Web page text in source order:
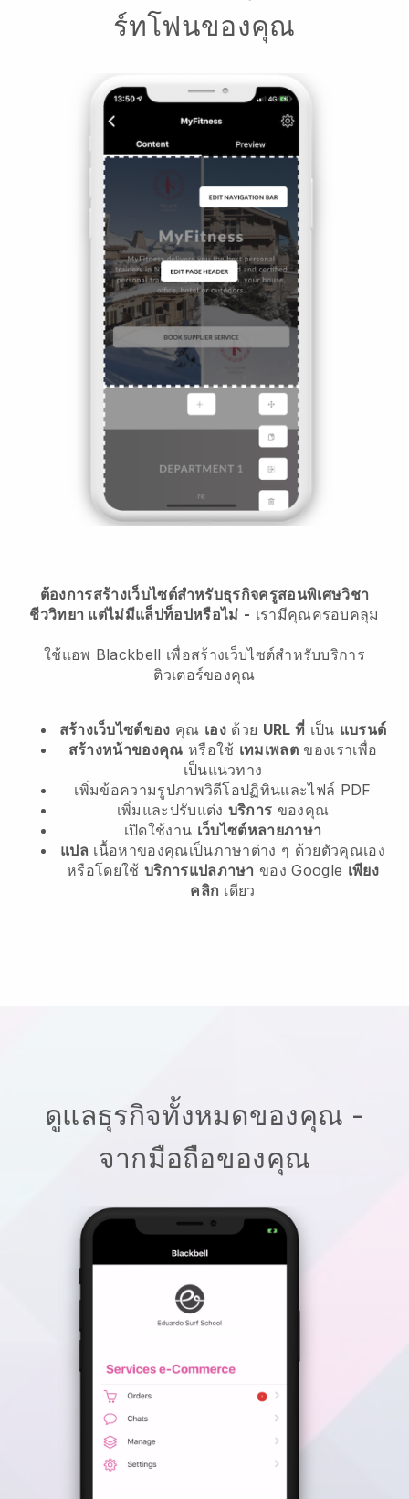
ร์ทโฟนของคุณ
ต้องการสร้างเว็บไซต์สำหรับธุรกิจครูสอนพิเศษวิชา
ชีววิทยา แต่ไม่มีแล็ปท็อปหรือไม่ - เรามีคุณครอบคลุม
ใช้แอพ Blackbell เพื่อสร้างเว็บไซต์สำหรับบริการ
ติวเตอร์ของคุณ
สร้างเว็บไซต์ของ คุณ เองด้วย URL ที่ เป็น แบรนด์
สร้างหน้าของคุณ หรือใช้ เทมเพลต ของเราเพื่อ
เป็นแนวทาง
เพิ่มข้อความรูปภาพวิดีโอปฏิทินและไฟล์ PDF
เพิ่มและปรับแต่ง บริการ ของคุณ
เปิดใช้งาน เว็บไซต์หลายภาษา
แปล เนื้อหาของคุณเป็นภาษาต่าง ๆ ด้วยตัวคุณเอง
หรือโดยใช้ บริการแปลภาษา ของ Google เพียง
คลิก เดียว
ดูแลธุรกิจทั้งหมดของคุณ -
จากมือถือของคุณ